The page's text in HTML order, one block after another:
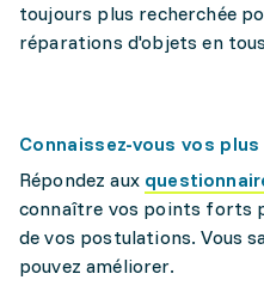
toujours plus recherchée
réparations d'objets en
Connaissez-vous vos
Répondez aux
connaître vos points forts
de vos postulations. Vous
pouvez améliorer.